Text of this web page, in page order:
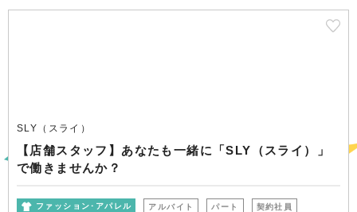
SLY（スライ）
【店舗スタッフ】あなたも一緒に「SLY（スライ）」
で働きませんか？
ファッション･アパレル アルバイト パート 契約社員